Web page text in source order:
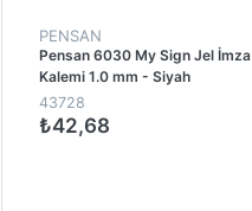
PENSAN
Pensan 6030 My Sign Jel İmza
Kalemi 1.0 mm - Siyah
43728
₺42,68